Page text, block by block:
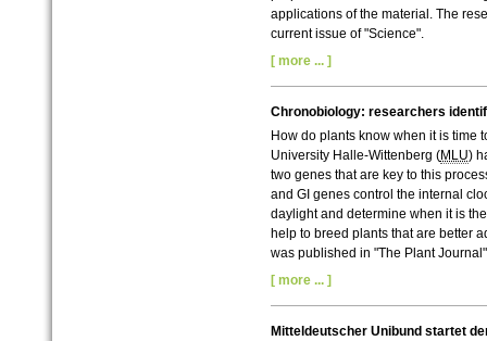
applications of the material. The
current issue of "Science".
[ more ... ]
Chronobiology: researchers
How do plants know when it is time
University Halle-Wittenberg (MLU)
two genes that are key to this
and GI genes control the internal
daylight and determine when it is
help to breed plants that are better
was published in "The Plant
[ more ... ]
Mitteldeutscher Unibund startet